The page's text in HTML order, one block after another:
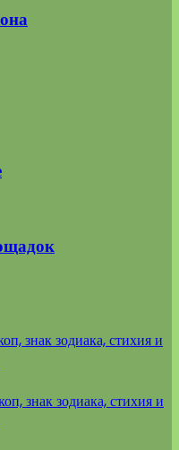
знак зодиака, стихия и
знак зодиака, стихия и